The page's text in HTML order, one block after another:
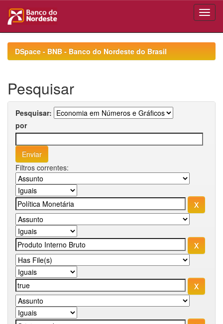
navigationDSpace - BNB - Banco do Nordeste do Brasil
Pesquisar
Pesquisar:
por
Filtros correntes: